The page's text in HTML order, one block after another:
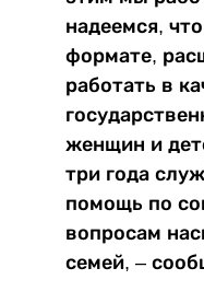
надеемся,
формате,
работать в
женщин и
три года
помощь по
вопросам
семей, –